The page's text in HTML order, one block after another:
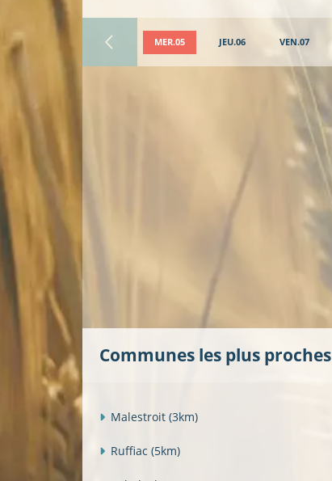
MER.05 JEU.06 VEN.07
Communes les plus proches
Malestroit (3km)
Ruffiac (5km)